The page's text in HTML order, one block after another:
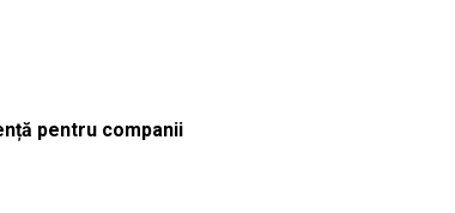
pentru companii